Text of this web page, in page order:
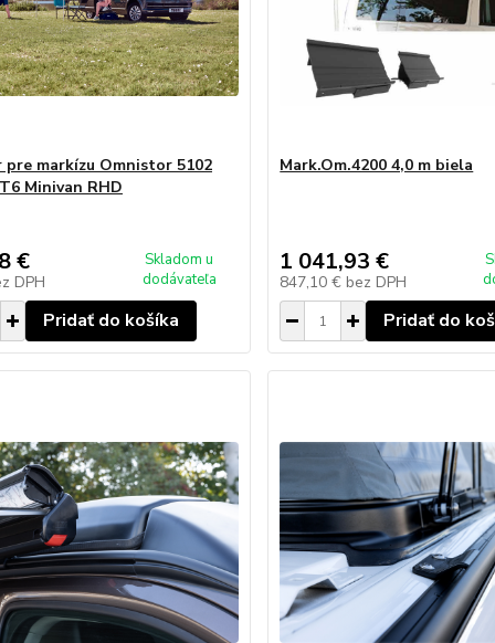
markízu Omnistor 5102
Minivan RHD
€
DPH
Skladom u
dodávateľa
Pridať do košíka
Mark.Om.4200 4,0 m biela
1 041,93 €
847,10 € bez DPH
Pridať do